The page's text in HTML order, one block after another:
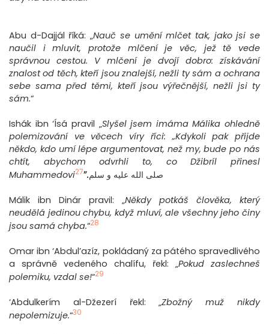
Abu d-Dajjál říká: „Nauč se umění mlčet tak, jako jsi se
naučil i mluvit, protože mlčení je věc, jež tě vede
správnou cestou. V mlčení je dvojí dobro: získávání
znalost od těch, kteří jsou znalejší, nežli ty sám a ochrana
sebe sama před těmi, kteří jsou výřečnější, nežli jsi ty
sám.“
Ishák ibn ‘Ísá pravil „Slyšel jsem imáma Málika ohledně
polemizování ve věcech víry říci: „Kdykoli pak přijde
někdo, kdo umí lépe argumentovat, než my, bude po nás
chtít, abychom odvrhli to, co Džibríl přinesl
Muhammedovi
صلى الله عليه و سلم.
”
27
Málik ibn Dinár pravil: „Někdy potkáš člověka, který
neudělá jedinou chybu, když mluví, ale všechny jeho činy
jsou samá chyba.“28
Omar ibn ‘Abdul’azíz, pokládaný za pátého spravedlivého
a správně vedeného chalífu, řekl: „Pokud zaslechneš
polemiku, vzdal se!“29
‘Abdulkerím al-Džezerí řekl: „Zbožný muž nikdy
nepolemizuje.“30